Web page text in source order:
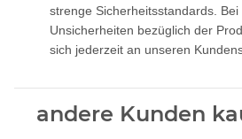
strenge Sicherheitsstandards.
Unsicherheiten bezüglich der
sich jederzeit an unseren
andere Kunden